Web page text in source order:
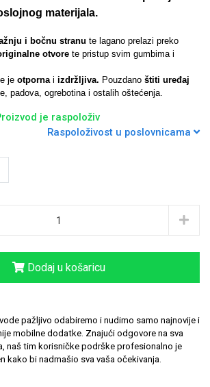
materijala.
i bočnu stranu te lagano prelazi preko
otvore te pristup svim gumbima i
je otpornai izdržljiva. Pouzdano štiti uređaj
padova, ogrebotina i ostalih oštećenja.
je raspoloživ
Raspoloživost u poslovnicama
Dodaj u košaricu
pažljivo odabiremo i nudimo samo najnovije i
mobilne dodatke. Znajući odgovore na sva
naš tim korisničke podrške profesionalno je
kako bi nadmašio sva vaša očekivanja.
Feel Good
i
Preklopne maskice